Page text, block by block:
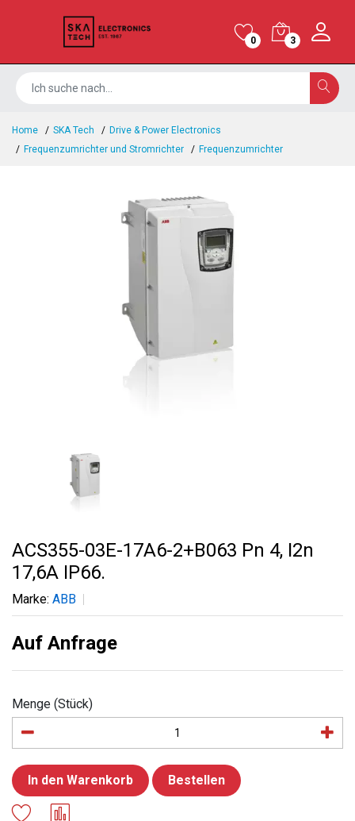
0 3
Home SKA Tech
Drive & Power Electronics
Frequenzumrichter und Stromrichter
Frequenzumrichter
ACS355-03E-17A6-2+B063 Pn 4, I2n
17,6A IP66.
Marke: ABB
Auf Anfrage
Menge (Stück)
In den Warenkorb Bestellen